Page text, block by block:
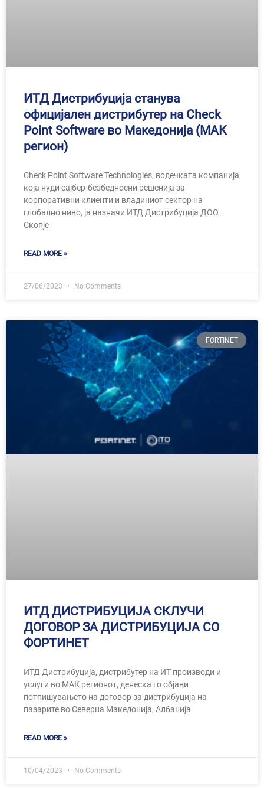
ИТД Дистрибуција станува
официјален дистрибутер на Check
Point Software во Македонија (МАК
регион)
Check Point Software Technologies, водечката компанија
која нуди сајбер-безбедносни решенија за
корпоративни клиенти и владиниот сектор на
глобално ниво, ја назначи ИТД Дистрибуција ДОО
Скопје
READ MORE »
27/06/2023 No Comments
FORTINET
ИТД ДИСТРИБУЦИЈА СКЛУЧИ
ДОГОВОР ЗА ДИСТРИБУЦИЈА СО
ФОРТИНЕТ
ИТД Дистрибуција, дистрибутер на ИТ производи и
услуги во МАК регионот, денеска го објави
потпишувањето на договор за дистрибуција на
пазарите во Северна Македонија, Албанија
READ MORE »
10/04/2023 No Comments